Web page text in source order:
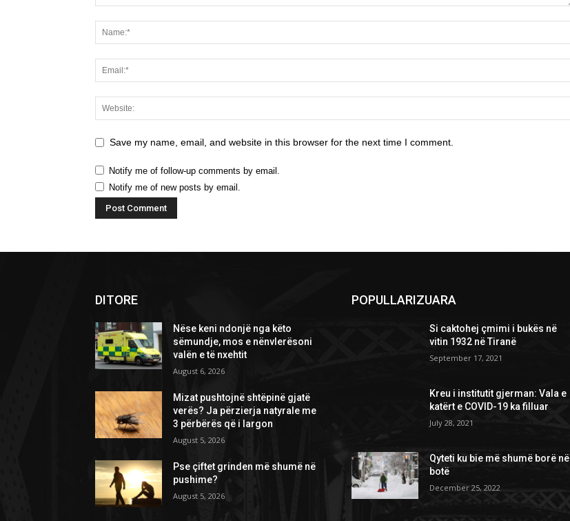
Save my name, email, and website in this browser for the next time I comment.
Notify me of follow-up comments by email.
Notify me of new posts by email.
DITORE
Nëse keni ndonjë nga këto
sëmundje, mos e nënvlerësoni
valën e të nxehtit
August 6, 2026
Mizat pushtojnë shtëpinë gjatë
verës? Ja përzierja natyrale me
3 përbërës që i largon
August 5, 2026
Pse çiftet grinden më shumë në
pushime?
August 5, 2026
POPULLARIZUARA
Si caktohej çmimi i bukës në
vitin 1932 në Tiranë
September 17, 2021
Kreu i institutit gjerman: Vala e
katërt e COVID-19 ka filluar
July 28, 2021
Qyteti ku bie më shumë borë në
botë
December 25, 2022